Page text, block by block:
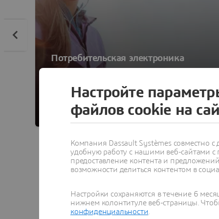
Потребительская электроника
«Интернете впечатлений»
Решение
Настройте
файлов cookie на
Компания Dassault Systèmes совместно
удобную работу с нашими веб-сайтами
предоставление контента и
возможности делиться контентом в
Настройки сохраняются в течение 6
нижнем колонтитуле веб-страницы.
конфиденциальности